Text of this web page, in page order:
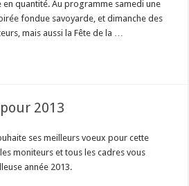
quantité. Au programme samedi une
fondue savoyarde, et dimanche des
mais aussi la Fête de la …
2013
ses meilleurs voeux pour cette
moniteurs et tous les cadres vous
année 2013.